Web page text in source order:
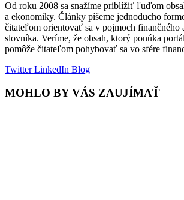
Od roku 2008 sa snažíme priblížiť ľuďom
a ekonomiky. Články píšeme jednoducho
čitateľom orientovať sa v pojmoch finančného
slovníka. Veríme, že obsah, ktorý ponúka
pomôže čitateľom pohybovať sa vo sfére
TwitterLinkedIn Blog
MOHLO BY VÁS ZAUJÍMAŤ